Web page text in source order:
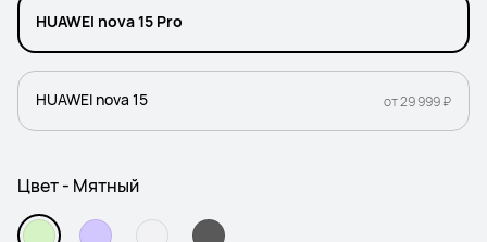
HUAWEI nova 15 Pro
HUAWEI nova 15 от 29 999 ₽
Цвет - Мятный